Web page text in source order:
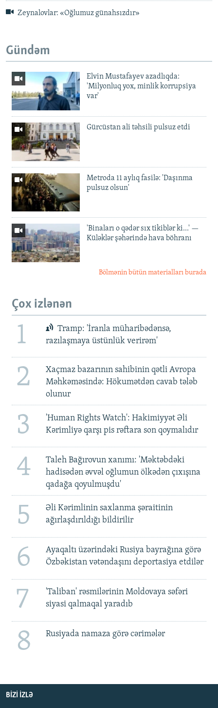
Zeynalovlar: «Oğlumuz günahsızdır»
Gündəm
Elvin Mustafayev azadlıqda:
'Milyonluq yox, minlik korrupsiya
var'
Gürcüstan ali təhsili pulsuz etdi
Metroda 11 aylıq fasilə: 'Daşınma
pulsuz olsun'
'Binaları o qədər sıx tikiblər ki...' —
Küləklər şəhərində hava böhranı
Bölmənin bütün materialları burada
Çox izlənən
1
Tramp: 'İranla müharibədənsə,
razılaşmaya üstünlük verirəm'
2
Xaçmaz bazarının sahibinin qətli Avropa
Məhkəməsində: Hökumətdən cavab tələb
olunur
3
'Human Rights Watch': Hakimiyyət Əli
Kərimliyə qarşı pis rəftara son qoymalıdır
4
Taleh Bağırovun xanımı: 'Məktəbdəki
hadisədən əvvəl oğlumun ölkədən çıxışına
qadağa qoyulmuşdu'
5
Əli Kərimlinin saxlanma şəraitinin
ağırlaşdırıldığı bildirilir
6
Ayaqaltı üzərindəki Rusiya bayrağına görə
Özbəkistan vətəndaşını deportasiya etdilər
7
'Taliban' rəsmilərinin Moldovaya səfəri
siyasi qalmaqal yaradıb
8 Rusiyada namaza görə cərimələr
BIZI IZLƏ